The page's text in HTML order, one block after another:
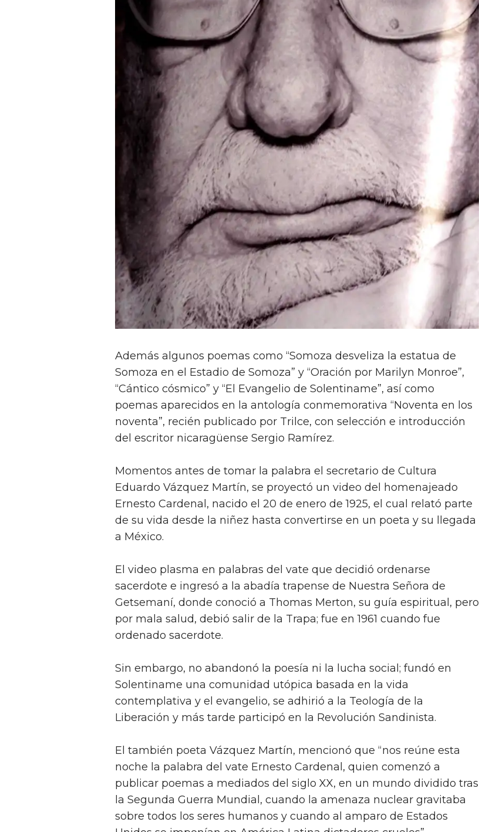
Además algunos poemas como “Somoza desveliza la estatua de
Somoza en el Estadio de Somoza” y “Oración por Marilyn Monroe”,
“Cántico cósmico” y “El Evangelio de Solentiname”, así como
poemas aparecidos en la antología conmemorativa “Noventa en los
noventa”, recién publicado por Trilce, con selección e introducción
del escritor nicaragüense Sergio Ramírez.
Momentos antes de tomar la palabra el secretario de Cultura
Eduardo Vázquez Martín, se proyectó un video del homenajeado
Ernesto Cardenal, nacido el 20 de enero de 1925, el cual relató parte
de su vida desde la niñez hasta convertirse en un poeta y su llegada
a México.
El video plasma en palabras del vate que decidió ordenarse
sacerdote e ingresó a la abadía trapense de Nuestra Señora de
Getsemaní, donde conoció a Thomas Merton, su guía espiritual, pero
por mala salud, debió salir de la Trapa; fue en 1961 cuando fue
ordenado sacerdote.
Sin embargo, no abandonó la poesía ni la lucha social; fundó en
Solentiname una comunidad utópica basada en la vida
contemplativa y el evangelio, se adhirió a la Teología de la
Liberación y más tarde participó en la Revolución Sandinista.
El también poeta Vázquez Martín, mencionó que “nos reúne esta
noche la palabra del vate Ernesto Cardenal, quien comenzó a
publicar poemas a mediados del siglo XX, en un mundo dividido tras
la Segunda Guerra Mundial, cuando la amenaza nuclear gravitaba
sobre todos los seres humanos y cuando al amparo de Estados